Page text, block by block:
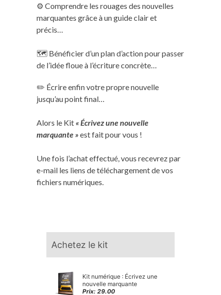
⚙️ Comprendre les rouages des nouvelles
marquantes grâce à un guide clair et
précis…
🗺️ Bénéficier d’un plan d’action pour passer
de l’idée floue à l’écriture concrète…
✏️ Écrire enfin votre propre nouvelle
jusqu’au point final…
Alors le Kit « Écrivez une nouvelle
marquante »est fait pour vous !
Une fois l’achat effectué, vous recevrez par
e-mail les liens de téléchargement de vos
fichiers numériques.